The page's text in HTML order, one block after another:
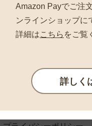
Amazon Payでご注
ンラインショップに
詳細はこちら をご覧
詳しく